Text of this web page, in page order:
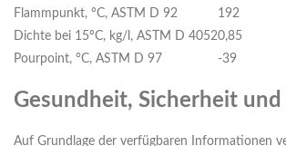
Flammpunkt, °C, ASTM D 92
192
Dichte bei 15ºC, kg/l, ASTM D 40520,85
Pourpoint, °C, ASTM D 97
-39
Gesundheit, Sicherheit
Auf Grundlage der verfügbaren Informationen